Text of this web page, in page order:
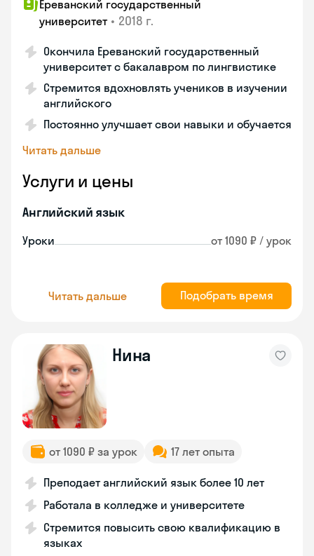
Ереванский государственный
университет • 2018 г.
Окончила Ереванский государственный
университет с бакалавром по лингвистике
Стремится вдохновлять учеников в изучении
английского
Постоянно улучшает свои навыки и обучается
Читать дальше
Услуги и цены
Английский язык
Уроки от 1090 ₽ / урок
Читать дальше Подобрать время
Нина
от 1090 ₽ за урок 17 лет опыта
Преподает английский язык более 10 лет
Работала в колледже и университете
Стремится повысить свою квалификацию в
языках